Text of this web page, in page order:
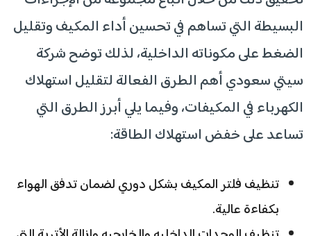
البسيطة التي تساهم في تحسين أداء المكيف وتقليل
الضغط على مكوناته الداخلية، لذلك توضح شركة
سيتي سعودي أهم الطرق الفعالة لتقليل استهلاك
الكهرباء في المكيفات، وفيما يلي أبرز الطرق التي
تساعد على خفض استهلاك الطاقة:
تنظيف فلتر المكيف بشكل دوري لضمان تدفق الهواء
بكفاءة عالية.